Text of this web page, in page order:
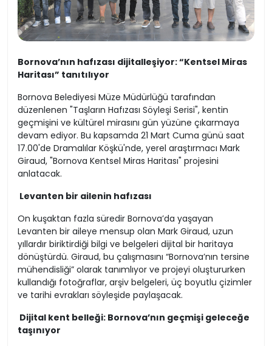
Bornova’nın hafızası dijitalleşiyor: “Kentsel Miras
Haritası” tanıtılıyor
Bornova Belediyesi Müze Müdürlüğü tarafından
düzenlenen "Taşların Hafızası Söyleşi Serisi", kentin
geçmişini ve kültürel mirasını gün yüzüne çıkarmaya
devam ediyor. Bu kapsamda 21 Mart Cuma günü saat
17.00'de Dramalılar Köşkü'nde, yerel araştırmacı Mark
Giraud, "Bornova Kentsel Miras Haritası" projesini
anlatacak.
Levanten bir ailenin hafızası
On kuşaktan fazla süredir Bornova’da yaşayan
Levanten bir aileye mensup olan Mark Giraud, uzun
yıllardır biriktirdiği bilgi ve belgeleri dijital bir haritaya
dönüştürdü. Giraud, bu çalışmasını “Bornova’nın tersine
mühendisliği” olarak tanımlıyor ve projeyi oluştururken
kullandığı fotoğraflar, arşiv belgeleri, üç boyutlu çizimler
ve tarihi evrakları söyleşide paylaşacak.
Dijital kent belleği: Bornova’nın geçmişi geleceğe
taşınıyor